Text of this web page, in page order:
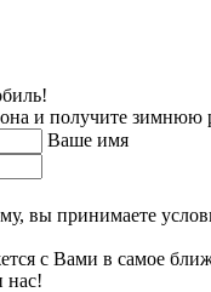
и получите зимнюю
Ваше имя
вы принимаете
с Вами в самое
нас!